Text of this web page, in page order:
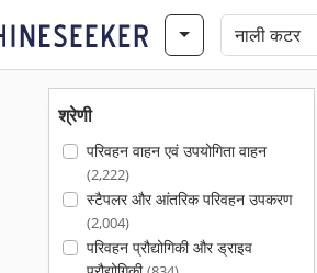
श्रेणी
परिवहन वाहन एवं उपयोगिता वाहन
(2,222)
स्टैपलर और आंतरिक परिवहन उपकरण
(2,004)
परिवहन प्रौद्योगिकी और ड्राइव